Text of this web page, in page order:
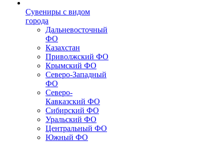
Сувениры с видом
города
Дальневосточный
ФО
Казахстан
Приволжский ФО
Крымский ФО
Северо-Западный
ФО
Северо-
Кавказский ФО
Сибирский ФО
Уральский ФО
Центральный ФО
Южный ФО